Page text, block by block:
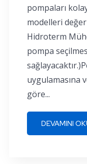
pompaları
modelleri
Hidroterm
pompa
uygulamasına
göre...
DEVAMINI